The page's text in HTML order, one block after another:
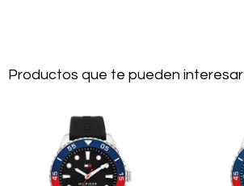
Productos que te pueden interesar